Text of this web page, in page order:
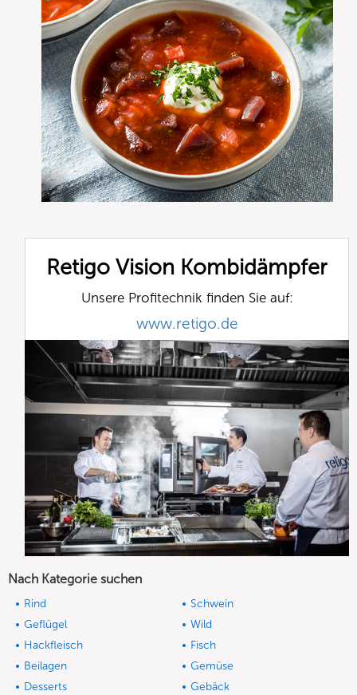
Retigo Vision Kombidämpfer
Unsere Profitechnik finden Sie auf:
www.retigo.de
Nach Kategorie suchen
Rind
Schwein
Geflügel
Wild
Hackfleisch
Fisch
Beilagen
Gemüse
Desserts
Gebäck